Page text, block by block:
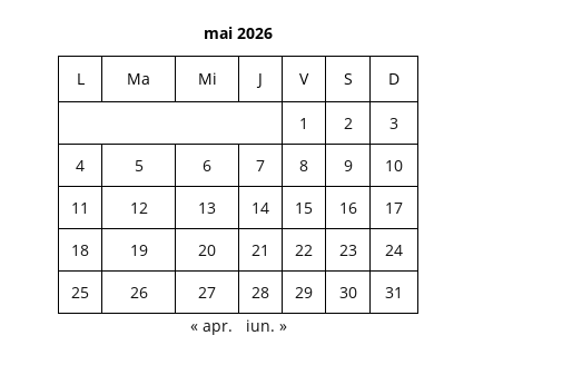
mai 2026
L Ma Mi J V S D
1 2
3
4
5 6 7 8 9
10
11
12 13 14 15 16
17
18
19 20 21 22 23
24
25
26 27 28 29 30
31
« apr.
iun. »